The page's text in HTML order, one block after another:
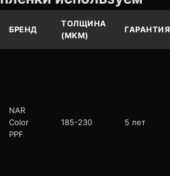
БРЕНД
ТОЛЩИНА
(МКМ)
ГАРАНТИЯ
NAR
Color
PPF
185-230 5 лет